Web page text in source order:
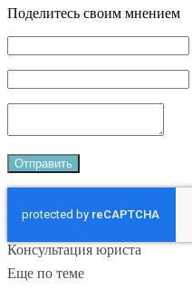
Поделитесь своим мнением
Консультация юриста
Еще по теме